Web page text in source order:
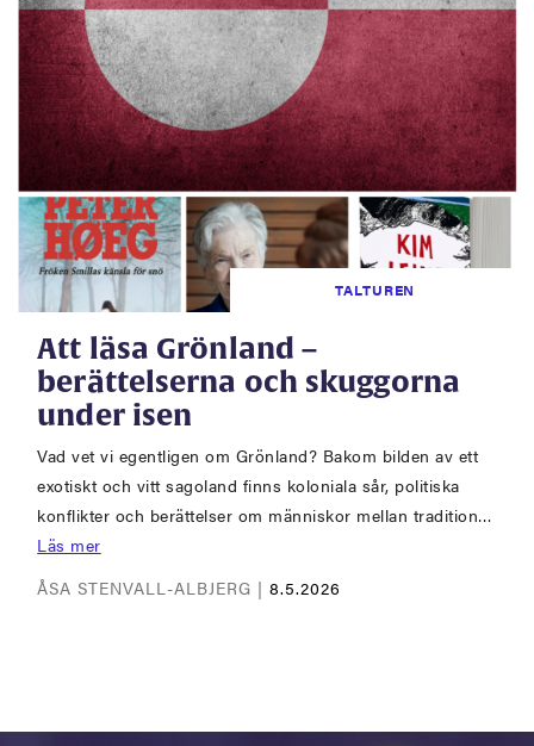
TALTUREN
Att läsa Grönland –
berättelserna och skuggorna
under isen
Vad vet vi egentligen om Grönland? Bakom bilden av ett
exotiskt och vitt sagoland finns koloniala sår, politiska
konflikter och berättelser om människor mellan tradition…
Läs mer
ÅSA STENVALL-ALBJERG |8.5.2026